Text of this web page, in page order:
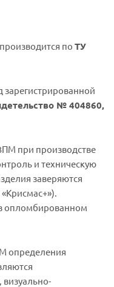
по ТУ
зарегистрированной
№ 404860,
при производстве
и техническую
заверяются
опломбированном
определения